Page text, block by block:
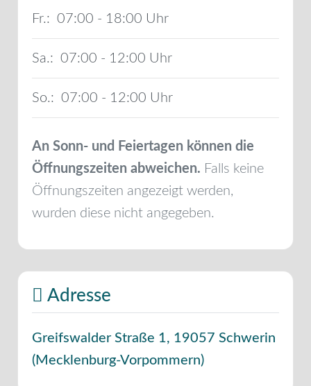
Fr.: 07:00 - 18:00
Sa.: 07:00 - 12:00
So.: 07:00 - 12:00
An Sonn- und Feiertagen können die
Öffnungszeiten abweichen. Falls keine
Öffnungszeiten angezeigt werden,
wurden diese nicht angegeben.
Adresse
Greifswalder Straße 1, 19057 Schwerin
(Mecklenburg-Vorpommern)